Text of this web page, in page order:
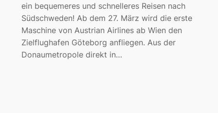
ein bequemeres und schnelleres Reisen nach
Südschweden! Ab dem 27. März wird die erste
Maschine von Austrian Airlines ab Wien den
Zielflughafen Göteborg anfliegen. Aus der
Donaumetropole direkt in…